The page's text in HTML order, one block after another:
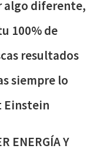
algo diferente,
100% de
resultados
siempre lo
Einstein
ENERGÍA Y